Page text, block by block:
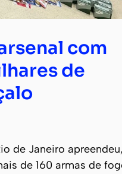
com
de
de Janeiro apreendeu,
de 160 armas de